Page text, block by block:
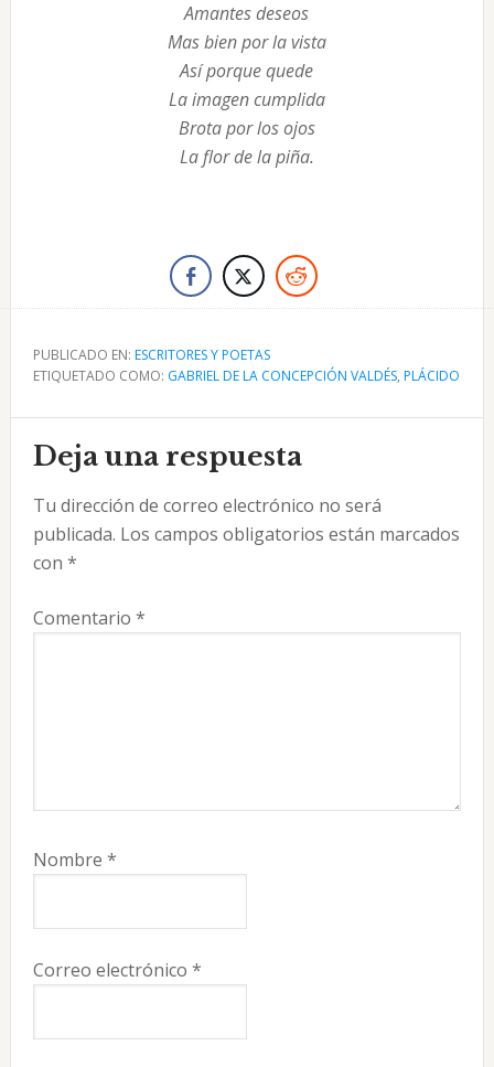
Amantes deseos
Mas bien por la vista
Así porque quede
La imagen cumplida
Brota por los ojos
La flor de la piña.
PUBLICADO EN: ESCRITORES Y POETAS
ETIQUETADO COMO: GABRIEL DE LA CONCEPCIÓN VALDÉS, PLÁCIDO
Interacciones
con
los
lectores
Deja una respuesta
Tu dirección de correo electrónico no será
publicada. Los campos obligatorios están marcados
con *
Comentario *
Nombre *
Correo electrónico *